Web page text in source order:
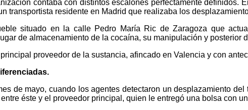
contaba con distintos escalones perfectamente
transportista residente en Madrid que realizaba los
situado en la calle Pedro María Ric de Zaragoza que
de almacenamiento de la cocaína, su manipulación y posterior
proveedor de la sustancia, afincado en Valencia y con
de mayo, cuando los agentes detectaron un desplazamiento
éste y el proveedor principal, quien le entregó una bolsa con